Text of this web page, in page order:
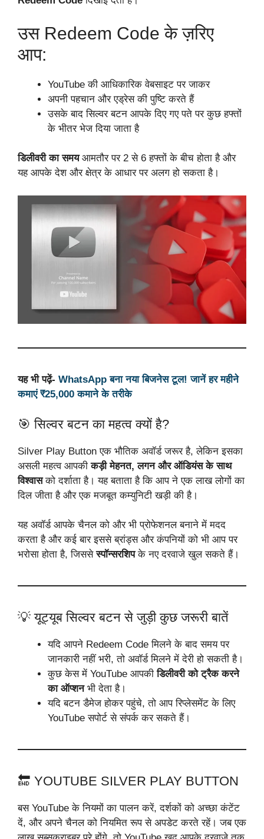
उस Redeem Code के ज़रिए
आप:
YouTube की आधिकारिक वेबसाइट पर जाकर
अपनी पहचान और एड्रेस की पुष्टि करते हैं
उसके बाद सिल्वर बटन आपके दिए गए पते पर कुछ हफ्तों
के भीतर भेज दिया जाता है
डिलीवरी का समयआमतौर पर 2 से 6 हफ्तों के बीच होता है और
यह आपके देश और क्षेत्र के आधार पर अलग हो सकता है।
यह भी पढ़ें- WhatsApp बना नया बिजनेस टूल! जानें हर महीने
कमाएं ₹25,000 कमाने के तरीके
🎯 सिल्वर बटन का महत्व क्यों है?
Silver Play Button एक भौतिक अवॉर्ड जरूर है, लेकिन इसका
असली महत्व आपकीकड़ी मेहनत, लगन और ऑडियंस के साथ
विश्वासको दर्शाता है। यह बताता है कि आप ने एक लाख लोगों का
दिल जीता है और एक मजबूत कम्युनिटी खड़ी की है।
यह अवॉर्ड आपके चैनल को और भी प्रोफेशनल बनाने में मदद
करता है और कई बार इससे ब्रांड्स और कंपनियों को भी आप पर
भरोसा होता है, जिससेस्पॉन्सरशिपके नए दरवाजे खुल सकते हैं।
💡 यूट्यूब सिल्वर बटन से जुड़ी कुछ जरूरी बातें
यदि आपने Redeem Code मिलने के बाद समय पर
जानकारी नहीं भरी, तो अवॉर्ड मिलने में देरी हो सकती है।
कुछ केस में YouTube आपकीडिलीवरी को ट्रैक करने
का ऑप्शनभी देता है।
यदि बटन डैमेज होकर पहुंचे, तो आप रिप्लेसमेंट के लिए
YouTube सपोर्ट से संपर्क कर सकते हैं।
🔚 YOUTUBE SILVER PLAY BUTTON
बस YouTube के नियमों का पालन करें, दर्शकों को अच्छा कंटेंट
दें, और अपने चैनल को नियमित रूप से अपडेट करते रहें। जब एक